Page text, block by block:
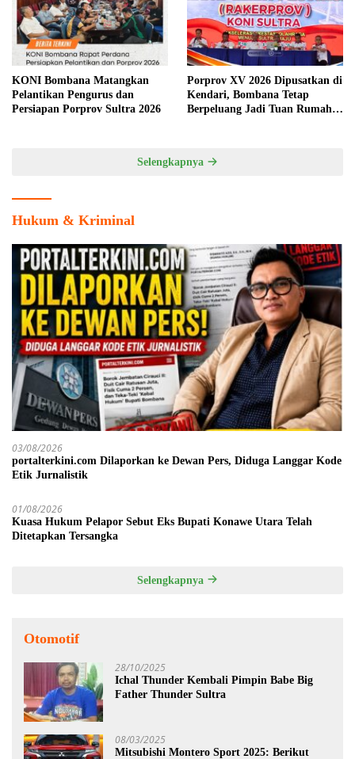
KONI Bombana Matangkan
Pelantikan Pengurus dan
Persiapan Porprov Sultra 2026
Porprov XV 2026 Dipusatkan di
Kendari, Bombana Tetap
Berpeluang Jadi Tuan Rumah
Selengkapnya
Hukum & Kriminal
03/08/2026
portalterkini.com Dilaporkan ke Dewan Pers, Diduga Langgar Kode
Etik Jurnalistik
01/08/2026
Kuasa Hukum Pelapor Sebut Eks Bupati Konawe Utara Telah
Ditetapkan Tersangka
Selengkapnya
Otomotif
28/10/2025
Ichal Thunder Kembali Pimpin Babe Big
Father Thunder Sultra
08/03/2025
Mitsubishi Montero Sport 2025: Berikut